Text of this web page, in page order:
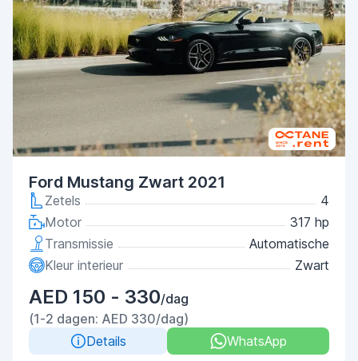
Ford Mustang Zwart 2021
Zetels
4
Motor
317 hp
Transmissie
Automatische
Kleur interieur
Zwart
AED 150 - 330/dag
(1-2 dagen: AED 330/dag)
Details
WhatsApp